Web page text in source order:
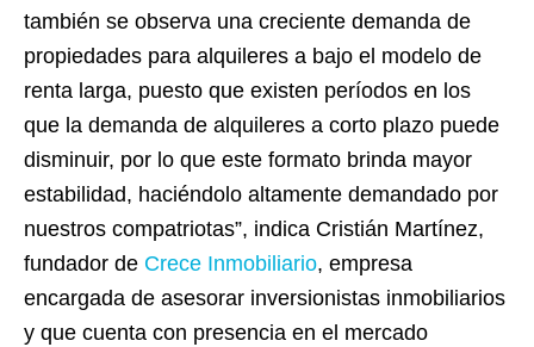
también se observa una creciente demanda de
propiedades para alquileres a bajo el modelo de
renta larga, puesto que existen períodos en los
que la demanda de alquileres a corto plazo puede
disminuir, por lo que este formato brinda mayor
estabilidad, haciéndolo altamente demandado por
nuestros compatriotas”, indica Cristián Martínez,
fundador de Crece Inmobiliario, empresa
encargada de asesorar inversionistas inmobiliarios
y que cuenta con presencia en el mercado